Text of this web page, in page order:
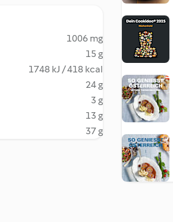
1006 mg
15 g
1748 kJ / 418 kcal
24 g
3 g
13 g
37 g